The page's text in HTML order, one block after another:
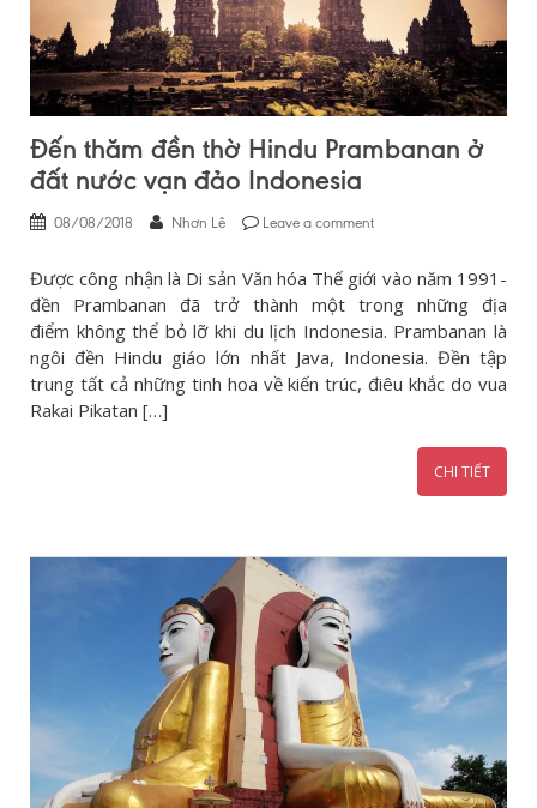
Đến thăm đền thờ Hindu Prambanan ở
đất nước vạn đảo Indonesia
08/08/2018 Nhơn Lê Leave a comment
Được công nhận là Di sản Văn hóa Thế giới vào năm 1991-
đền Prambanan đã trở thành một trong những địa
điểm không thể bỏ lỡ khi du lịch Indonesia. Prambanan là
ngôi đền Hindu giáo lớn nhất Java, Indonesia. Đền tập
trung tất cả những tinh hoa về kiến trúc, điêu khắc do vua
Rakai Pikatan […]
CHI TIẾT